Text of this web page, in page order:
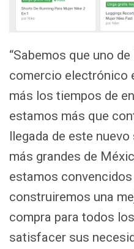
“Sabemos que uno
comercio electrónico
más los tiempos de
estamos más que
llegada de este
más grandes de
estamos
construiremos una
compra para todos
satisfacer sus